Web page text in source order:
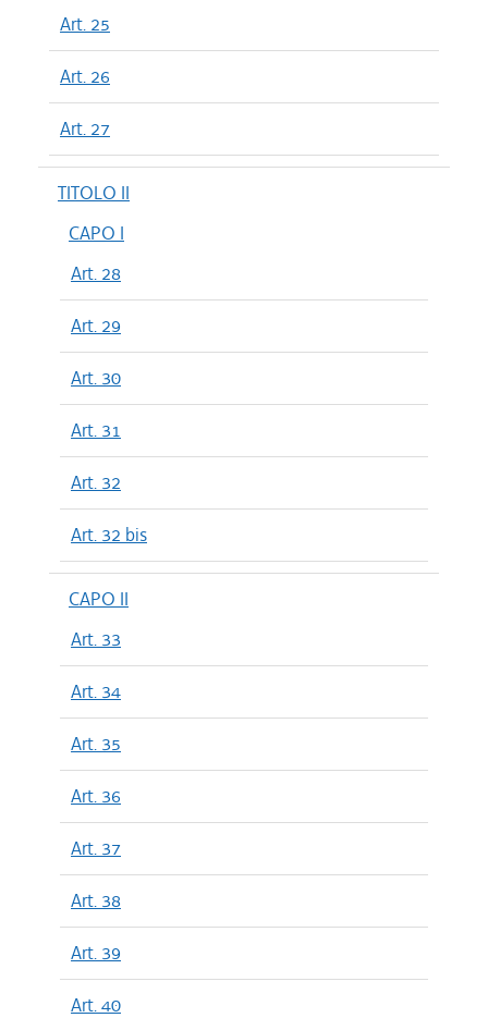
Art. 25
Art. 26
Art. 27
TITOLO II
CAPO I
Art. 28
Art. 29
Art. 30
Art. 31
Art. 32
Art. 32 bis
CAPO II
Art. 33
Art. 34
Art. 35
Art. 36
Art. 37
Art. 38
Art. 39
Art. 40